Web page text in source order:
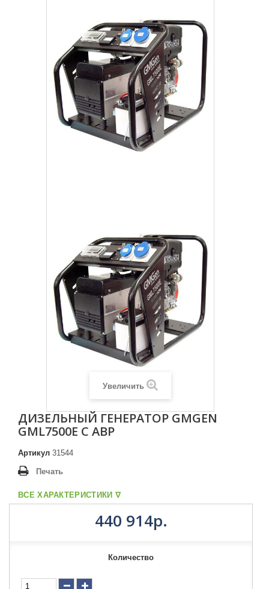
Увеличить
ДИЗЕЛЬНЫЙ ГЕНЕРАТОР GMGEN
GML7500E С АВР
Артикул 31544
Печать
ВСЕ ХАРАКТЕРИСТИКИ ᐁ
440 914р.
Количество